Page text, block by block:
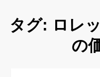
タグ: ロレ
の